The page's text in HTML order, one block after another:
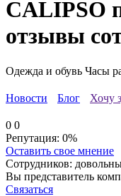
CALIPSO
отзывы
Одежда и обувь Часы
Новости Блог Хочу
0 0
Репутация: 0%
Оставить свое мнение
Сотрудников:
Вы представитель
Связаться